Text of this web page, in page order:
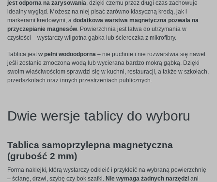
jest odporna na zarysowania, dzięki czemu przez długi czas zachowuje
idealny wygląd. Możesz na niej pisać zarówno klasyczną kredą, jak i
markerami kredowymi, a dodatkowa warstwa magnetyczna pozwala na
przyczepianie magnesów. Powierzchnia jest łatwa do utrzymania w
czystości – wystarczy wilgotna gąbka lub ściereczka z mikrofibry.
Tablica jestw pełni wodoodporna – nie puchnie i nie rozwarstwia się nawet
jeśli zostanie zmoczona wodą lub wycierana bardzo mokrą gąbką. Dzięki
swoim właściwościom sprawdzi się w kuchni, restauracji, a także w szkołach,
przedszkolach oraz innych przestrzeniach publicznych.
Dwie wersje tablicy do wyboru
Tablica samoprzylepna magnetyczna
(grubość 2 mm)
Forma naklejki, którą wystarczy odkleić i przykleić na wybraną powierzchnię
– ścianę, drzwi, szybę czy bok szafki. Nie wymaga żadnych narzędzi ani